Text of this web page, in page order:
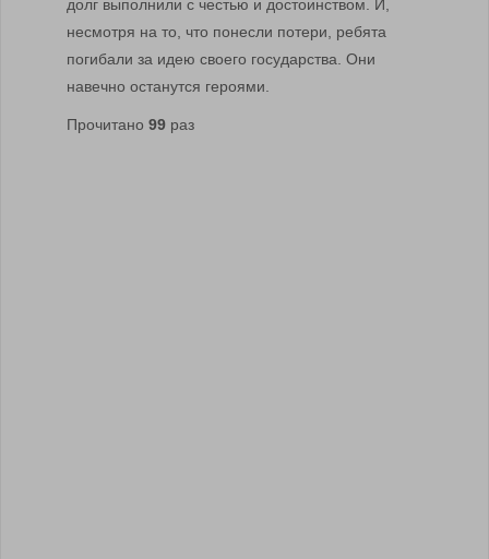
долг выполнили с честью и достоинством. И,
несмотря на то, что понесли потери, ребята
погибали за идею своего государства. Они
навечно останутся героями.
Прочитано 99 раз